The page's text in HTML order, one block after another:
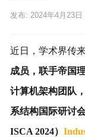
发布: 2024年4月23日
近日，学术界传
成员，联手帝国
计算机架构团队，
系结构国际研讨
ISCA 2024）